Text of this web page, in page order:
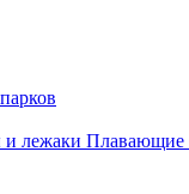
лежаки Плавающие